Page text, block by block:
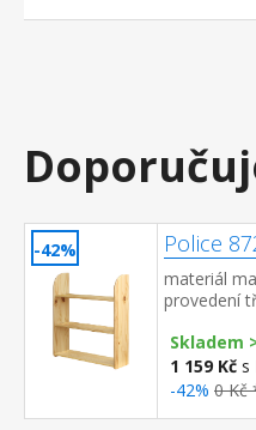
-42% Police
materiál
provedení
Skladem
1 159 Kč s
-42% 0 Kč